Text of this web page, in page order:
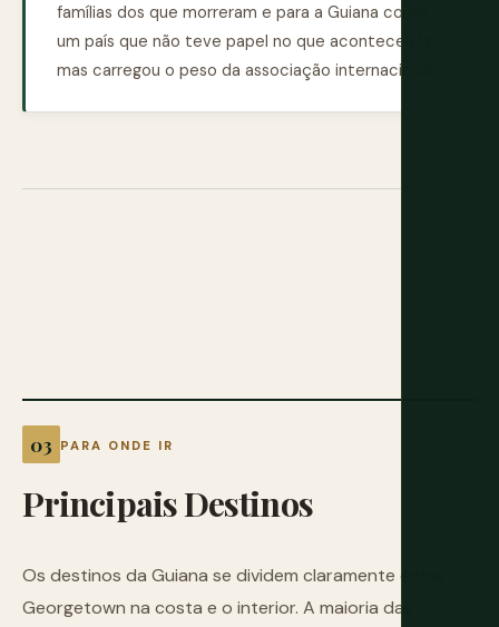
famílias dos que morreram e para a Guiana como
um país que não teve papel no que aconteceu lá,
mas carregou o peso da associação internacional.
PARA ONDE IR
PrincipaisDestinos
Os destinos da Guiana se dividem claramente entre
Georgetown na costa e o interior. A maioria das